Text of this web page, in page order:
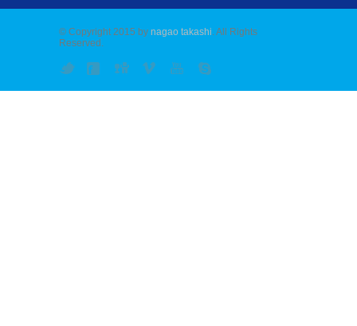
© Copyright 2015 by nagao takashi. All Rights
Reserved.